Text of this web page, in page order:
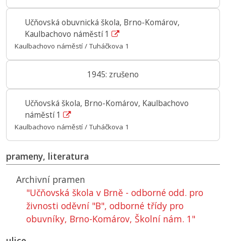
Učňovská obuvnická škola, Brno-Komárov,
Kaulbachovo náměstí 1
Kaulbachovo náměstí / Tuháčkova 1
1945: zrušeno
Učňovská škola, Brno-Komárov, Kaulbachovo
náměstí 1
Kaulbachovo náměstí / Tuháčkova 1
prameny, literatura
Archivní pramen
"Učňovská škola v Brně - odborné odd. pro
živnosti oděvní "B", odborné třídy pro
obuvníky, Brno-Komárov, Školní nám. 1"